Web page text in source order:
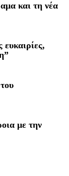
και τη νέα
με την